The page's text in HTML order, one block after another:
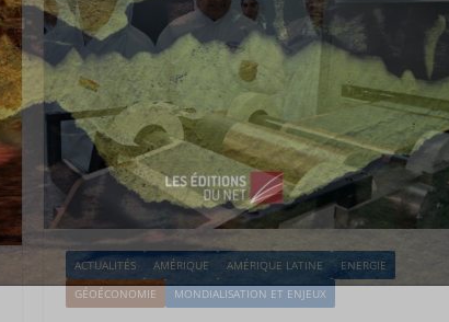
ACTUALITÉS AMÉRIQUE AMÉRIQUE LATINE
ENERGIE
GÉOÉCONOMIE
MONDIALISATION ET ENJEUX